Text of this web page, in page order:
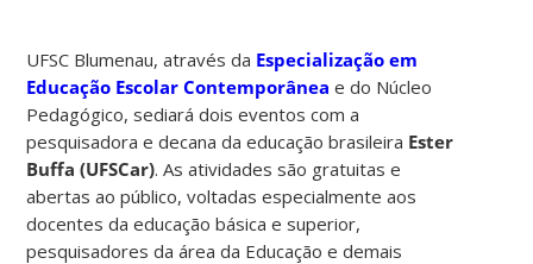
UFSC Blumenau, através da Especialização em
Educação Escolar Contemporânea e do Núcleo
Pedagógico, sediará dois eventos com a
pesquisadora e decana da educação brasileira Ester
Buffa (UFSCar). As atividades são gratuitas e
abertas ao público, voltadas especialmente aos
docentes da educação básica e superior,
pesquisadores da área da Educação e demais